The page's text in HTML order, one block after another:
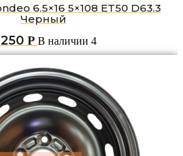
6.5×16 5×108 ET50 D63.3
Черный
Р В наличии 4